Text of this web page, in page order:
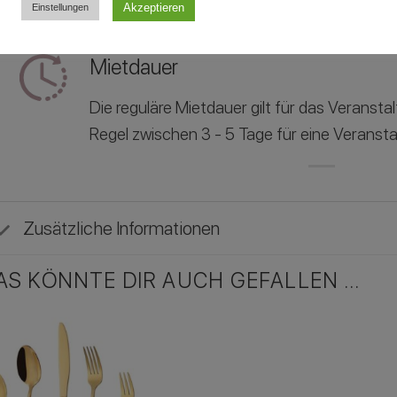
Mietdauer
Die reguläre Mietdauer gilt für das
Regel zwischen 3 - 5 Tage für eine
Zusätzliche Informationen
KÖNNTE DIR AUCH GEFALLEN …
Einstellungen Akzeptieren